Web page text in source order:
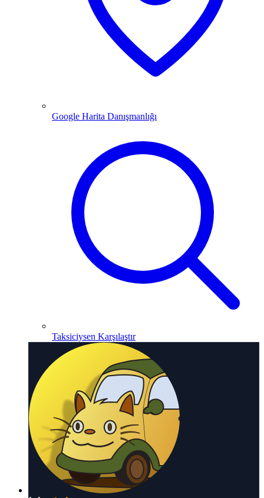
Google Harita Danışmanlığı
Taksiciysen Karşılaştır